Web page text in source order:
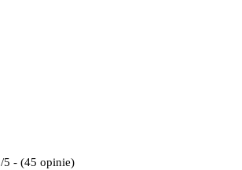
5 - (45 opinie)